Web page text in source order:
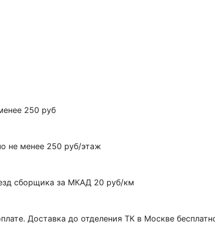
250 руб
не менее 250 руб/этаж
сборщика за МКАД 20 руб/км
Доставка до отделения ТК в Москве